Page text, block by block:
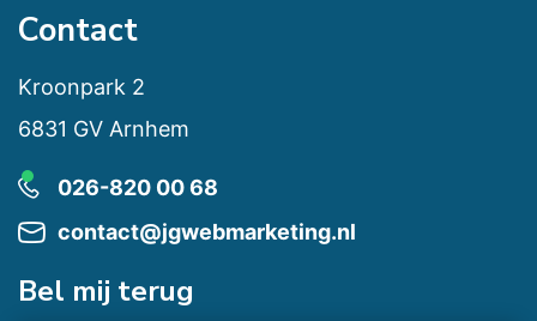
Contact
Kroonpark 2
6831 GV Arnhem
026-820 00 68
contact@jgwebmarketing.nl
Bel mij terug